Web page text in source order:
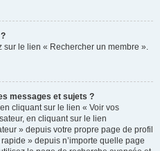
le lien « Rechercher un membre ».
messages et sujets ?
cliquant sur le lien « Voir vos
en cliquant sur le lien
» depuis votre propre page de profil
» depuis n’importe quelle page